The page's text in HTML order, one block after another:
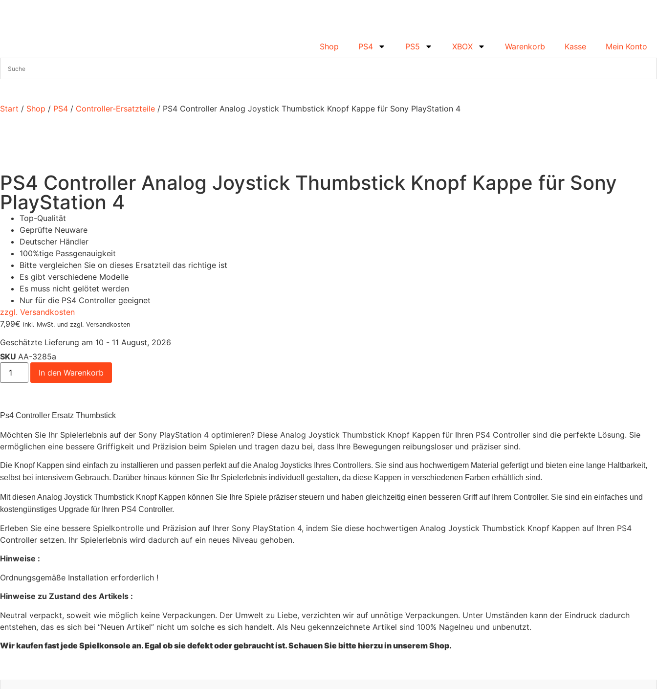
Shop PS4 PS5 XBOX Warenkorb Kasse Mein Konto
Start / Shop / PS4 / Controller-Ersatzteile / PS4 Controller Analog Joystick Thumbstick Knopf Kappe für Sony PlayStation 4
PS4 Controller Analog Joystick Thumbstick Knopf Kappe für Sony
PlayStation 4
Top-Qualität
Geprüfte Neuware
Deutscher Händler
100%tige Passgenauigkeit
Bitte vergleichen Sie on dieses Ersatzteil das richtige ist
Es gibt verschiedene Modelle
Es muss nicht gelötet werden
Nur für die PS4 Controller geeignet
zzgl. Versandkosten
7,99€ inkl. MwSt. und zzgl. Versandkosten
Geschätzte Lieferung am 10 - 11 August, 2026
SKU AA-3285a
In den Warenkorb
Ps4 Controller Ersatz Thumbstick
Möchten Sie Ihr Spielerlebnis auf der Sony PlayStation 4 optimieren? Diese Analog Joystick Thumbstick Knopf Kappen für Ihren PS4 Controller sind die perfekte Lösung. Sie
ermöglichen eine bessere Griffigkeit und Präzision beim Spielen und tragen dazu bei, dass Ihre Bewegungen reibungsloser und präziser sind.
Die Knopf Kappen sind einfach zu installieren und passen perfekt auf die Analog Joysticks Ihres Controllers. Sie sind aus hochwertigem Material gefertigt und bieten eine lange Haltbarkeit,
selbst bei intensivem Gebrauch. Darüber hinaus können Sie Ihr Spielerlebnis individuell gestalten, da diese Kappen in verschiedenen Farben erhältlich sind.
Mit diesen Analog Joystick Thumbstick Knopf Kappen können Sie Ihre Spiele präziser steuern und haben gleichzeitig einen besseren Griff auf Ihrem Controller. Sie sind ein einfaches und
kostengünstiges Upgrade für Ihren PS4 Controller.
Erleben Sie eine bessere Spielkontrolle und Präzision auf Ihrer Sony PlayStation 4, indem Sie diese hochwertigen Analog Joystick Thumbstick Knopf Kappen auf Ihren PS4
Controller setzen. Ihr Spielerlebnis wird dadurch auf ein neues Niveau gehoben.
Hinweise :
Ordnungsgemäße Installation erforderlich !
Hinweise zu Zustand des Artikels :
Neutral verpackt, soweit wie möglich keine Verpackungen. Der Umwelt zu Liebe, verzichten wir auf unnötige Verpackungen. Unter Umständen kann der Eindruck dadurch
entstehen, das es sich bei “Neuen Artikel” nicht um solche es sich handelt. Als Neu gekennzeichnete Artikel sind 100% Nagelneu und unbenutzt.
Wir kaufen fast jede Spielkonsole an. Egal ob sie defekt oder gebraucht ist. Schauen Sie bitte hierzu in unserem Shop.